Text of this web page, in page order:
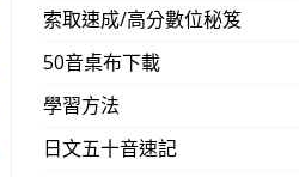
索取速成/高分數位秘笈
50音桌布下載
學習方法
日文五十音速記